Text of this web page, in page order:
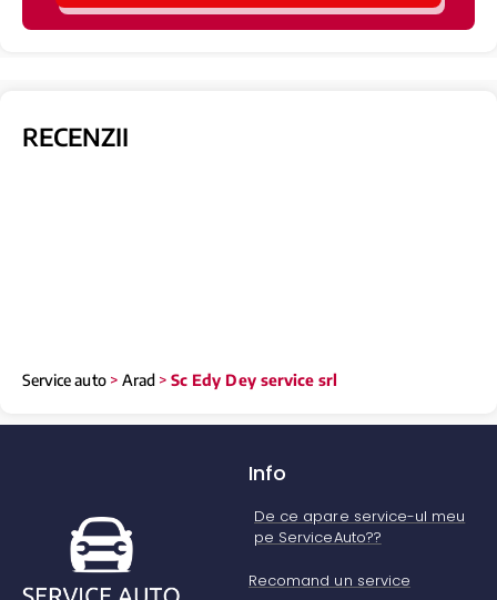
RECENZII
Service auto> Arad >Sc Edy Dey service srl
Info
De ce apare service-ul meu
pe ServiceAuto??
Recomand un service